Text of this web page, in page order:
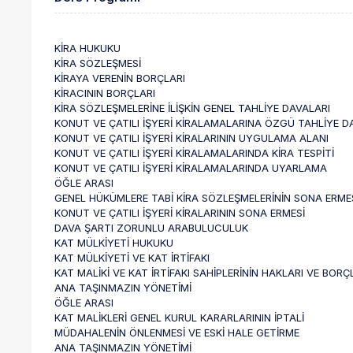
KİRA HUKUKU
KİRA SÖZLEŞMESİ
KİRAYA VERENİN BORÇLARI
KİRACININ BORÇLARI
KİRA SÖZLEŞMELERİNE İLİŞKİN GENEL TAHLİYE DAVALARI
KONUT VE ÇATILI İŞYERİ KİRALAMALARINA ÖZGÜ TAHLİYE
KONUT VE ÇATILI İŞYERİ KİRALARININ UYGULAMA ALANI
KONUT VE ÇATILI İŞYERİ KİRALAMALARINDA KİRA TESPİTİ
KONUT VE ÇATILI İŞYERİ KİRALAMALARINDA UYARLAMA
ÖĞLE ARASI
GENEL HÜKÜMLERE TABİ KİRA SÖZLEŞMELERİNİN SONA
KONUT VE ÇATILI İŞYERİ KİRALARININ SONA ERMESİ
DAVA ŞARTI ZORUNLU ARABULUCULUK
KAT MÜLKİYETİ HUKUKU
KAT MÜLKİYETİ VE KAT İRTİFAKI
KAT MALİKİ VE KAT İRTİFAKI SAHİPLERİNİN HAKLARI VE
ANA TAŞINMAZIN YÖNETİMİ
ÖĞLE ARASI
KAT MALİKLERİ GENEL KURUL KARARLARININ İPTALİ
MÜDAHALENİN ÖNLENMESİ VE ESKİ HALE GETİRME
ANA TAŞINMAZIN YÖNETİMİ